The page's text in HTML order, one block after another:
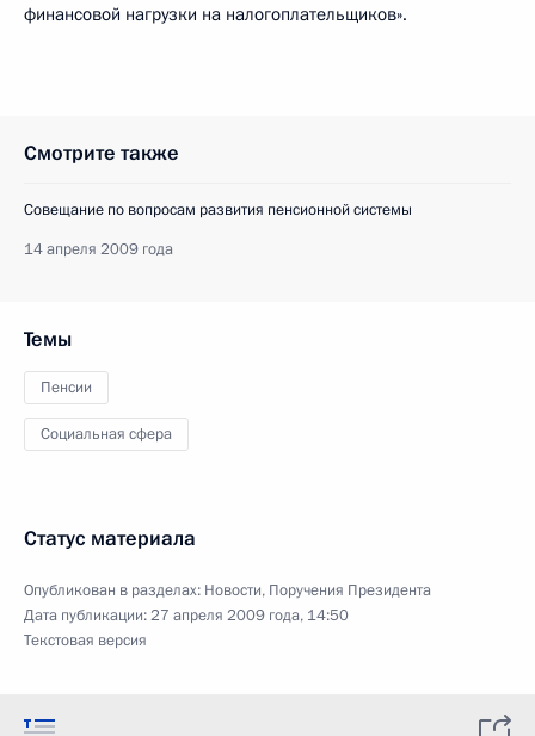
финансовой нагрузки на налогоплательщиков».
Смотрите также
Совещание по вопросам развития пенсионной системы
14 апреля 2009 года
Темы
Пенсии
Социальная сфера
Статус материала
Опубликован в разделах: Новости, Поручения Президента
Дата публикации:27 апреля 2009 года, 14:50
Текстовая версия